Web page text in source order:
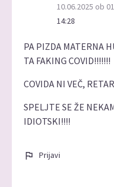
10.06.2025 ob
14:28
PA PIZDA MATERNA
TA FAKING COVID!!!!!!!
COVIDA NI VEČ,
SPELJTE SE ŽE
IDIOTSKI!!!!
Prijavi